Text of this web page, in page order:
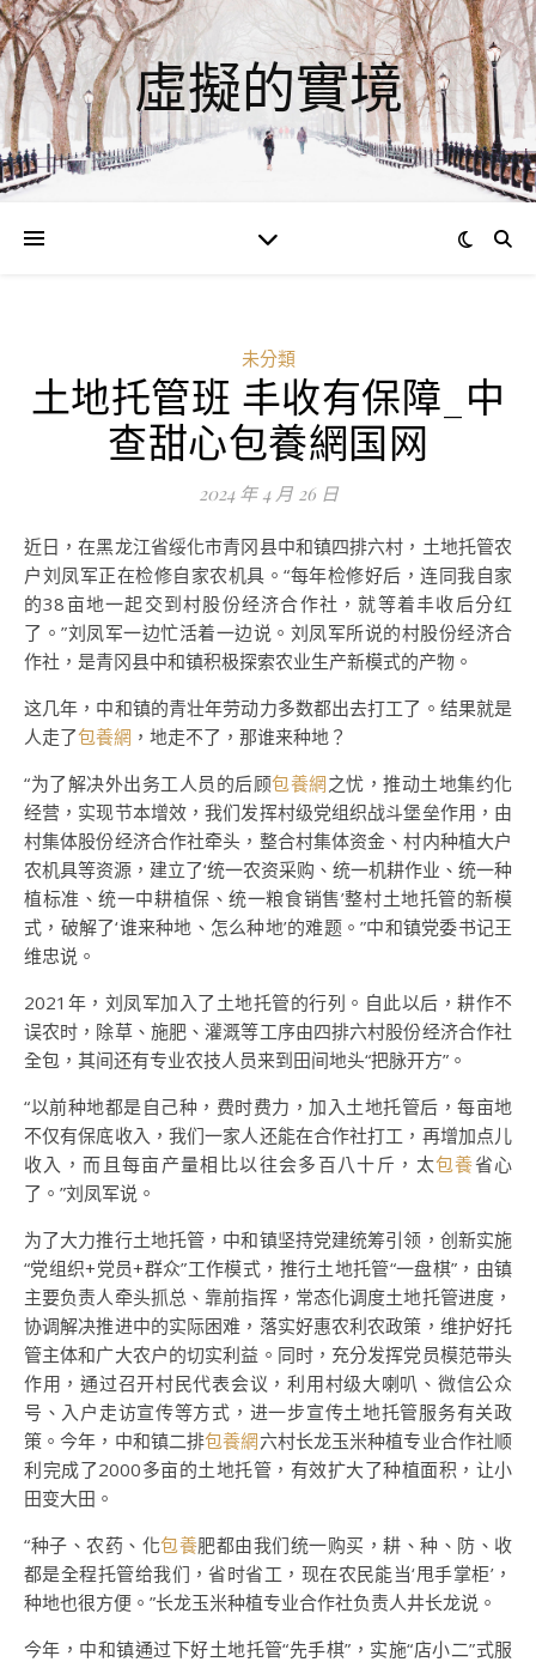
虛擬的實境
未分類
土地托管班 丰收有保障_中
查甜心包養網国网
2024 年 4 月 26 日
近日，在黑龙江省绥化市青冈县中和镇四排六村，土地托管农
户刘凤军正在检修自家农机具。“每年检修好后，连同我自家
的38亩地一起交到村股份经济合作社，就等着丰收后分红
了。”刘凤军一边忙活着一边说。刘凤军所说的村股份经济合
作社，是青冈县中和镇积极探索农业生产新模式的产物。
这几年，中和镇的青壮年劳动力多数都出去打工了。结果就是
人走了包養網 ，地走不了，那谁来种地？
“为了解决外出务工人员的后顾包養網之忧，推动土地集约化
经营，实现节本增效，我们发挥村级党组织战斗堡垒作用，由
村集体股份经济合作社牵头，整合村集体资金、村内种植大户
农机具等资源，建立了‘统一农资采购、统一机耕作业、统一种
植标准、统一中耕植保、统一粮食销售’整村土地托管的新模
式，破解了‘谁来种地、怎么种地’的难题。”中和镇党委书记王
维忠说。
2021年，刘凤军加入了土地托管的行列。自此以后，耕作不
误农时，除草、施肥、灌溉等工序由四排六村股份经济合作社
全包，其间还有专业农技人员来到田间地头“把脉开方”。
“以前种地都是自己种，费时费力，加入土地托管后，每亩地
不仅有保底收入，我们一家人还能在合作社打工，再增加点儿
收入，而且每亩产量相比以往会多百八十斤，太包養省心
了。”刘凤军说。
为了大力推行土地托管，中和镇坚持党建统筹引领，创新实施
“党组织+党员+群众”工作模式，推行土地托管“一盘棋”，由镇
主要负责人牵头抓总、靠前指挥，常态化调度土地托管进度，
协调解决推进中的实际困难，落实好惠农利农政策，维护好托
管主体和广大农户的切实利益。同时，充分发挥党员模范带头
作用，通过召开村民代表会议，利用村级大喇叭、微信公众
号、入户走访宣传等方式，进一步宣传土地托管服务有关政
策。今年，中和镇二排包養網六村长龙玉米种植专业合作社顺
利完成了2000多亩的土地托管，有效扩大了种植面积，让小
田变大田。
“种子、农药、化包養肥都由我们统一购买，耕、种、防、收
都是全程托管给我们，省时省工，现在农民能当‘甩手掌柜’，
种地也很方便。”长龙玉米种植专业合作社负责人井长龙说。
今年，中和镇通过下好土地托管“先手棋”，实施“店小二”式服